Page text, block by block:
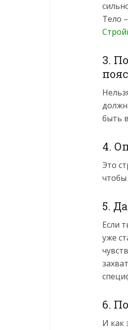
Тело
3.
быть
4.
Это
5.
Если
уже
6.
И как